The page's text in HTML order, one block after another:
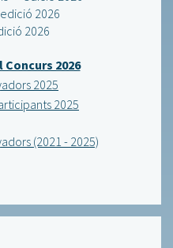
2026
2026
Concurs 2026
2025
2025
(2021 - 2025)